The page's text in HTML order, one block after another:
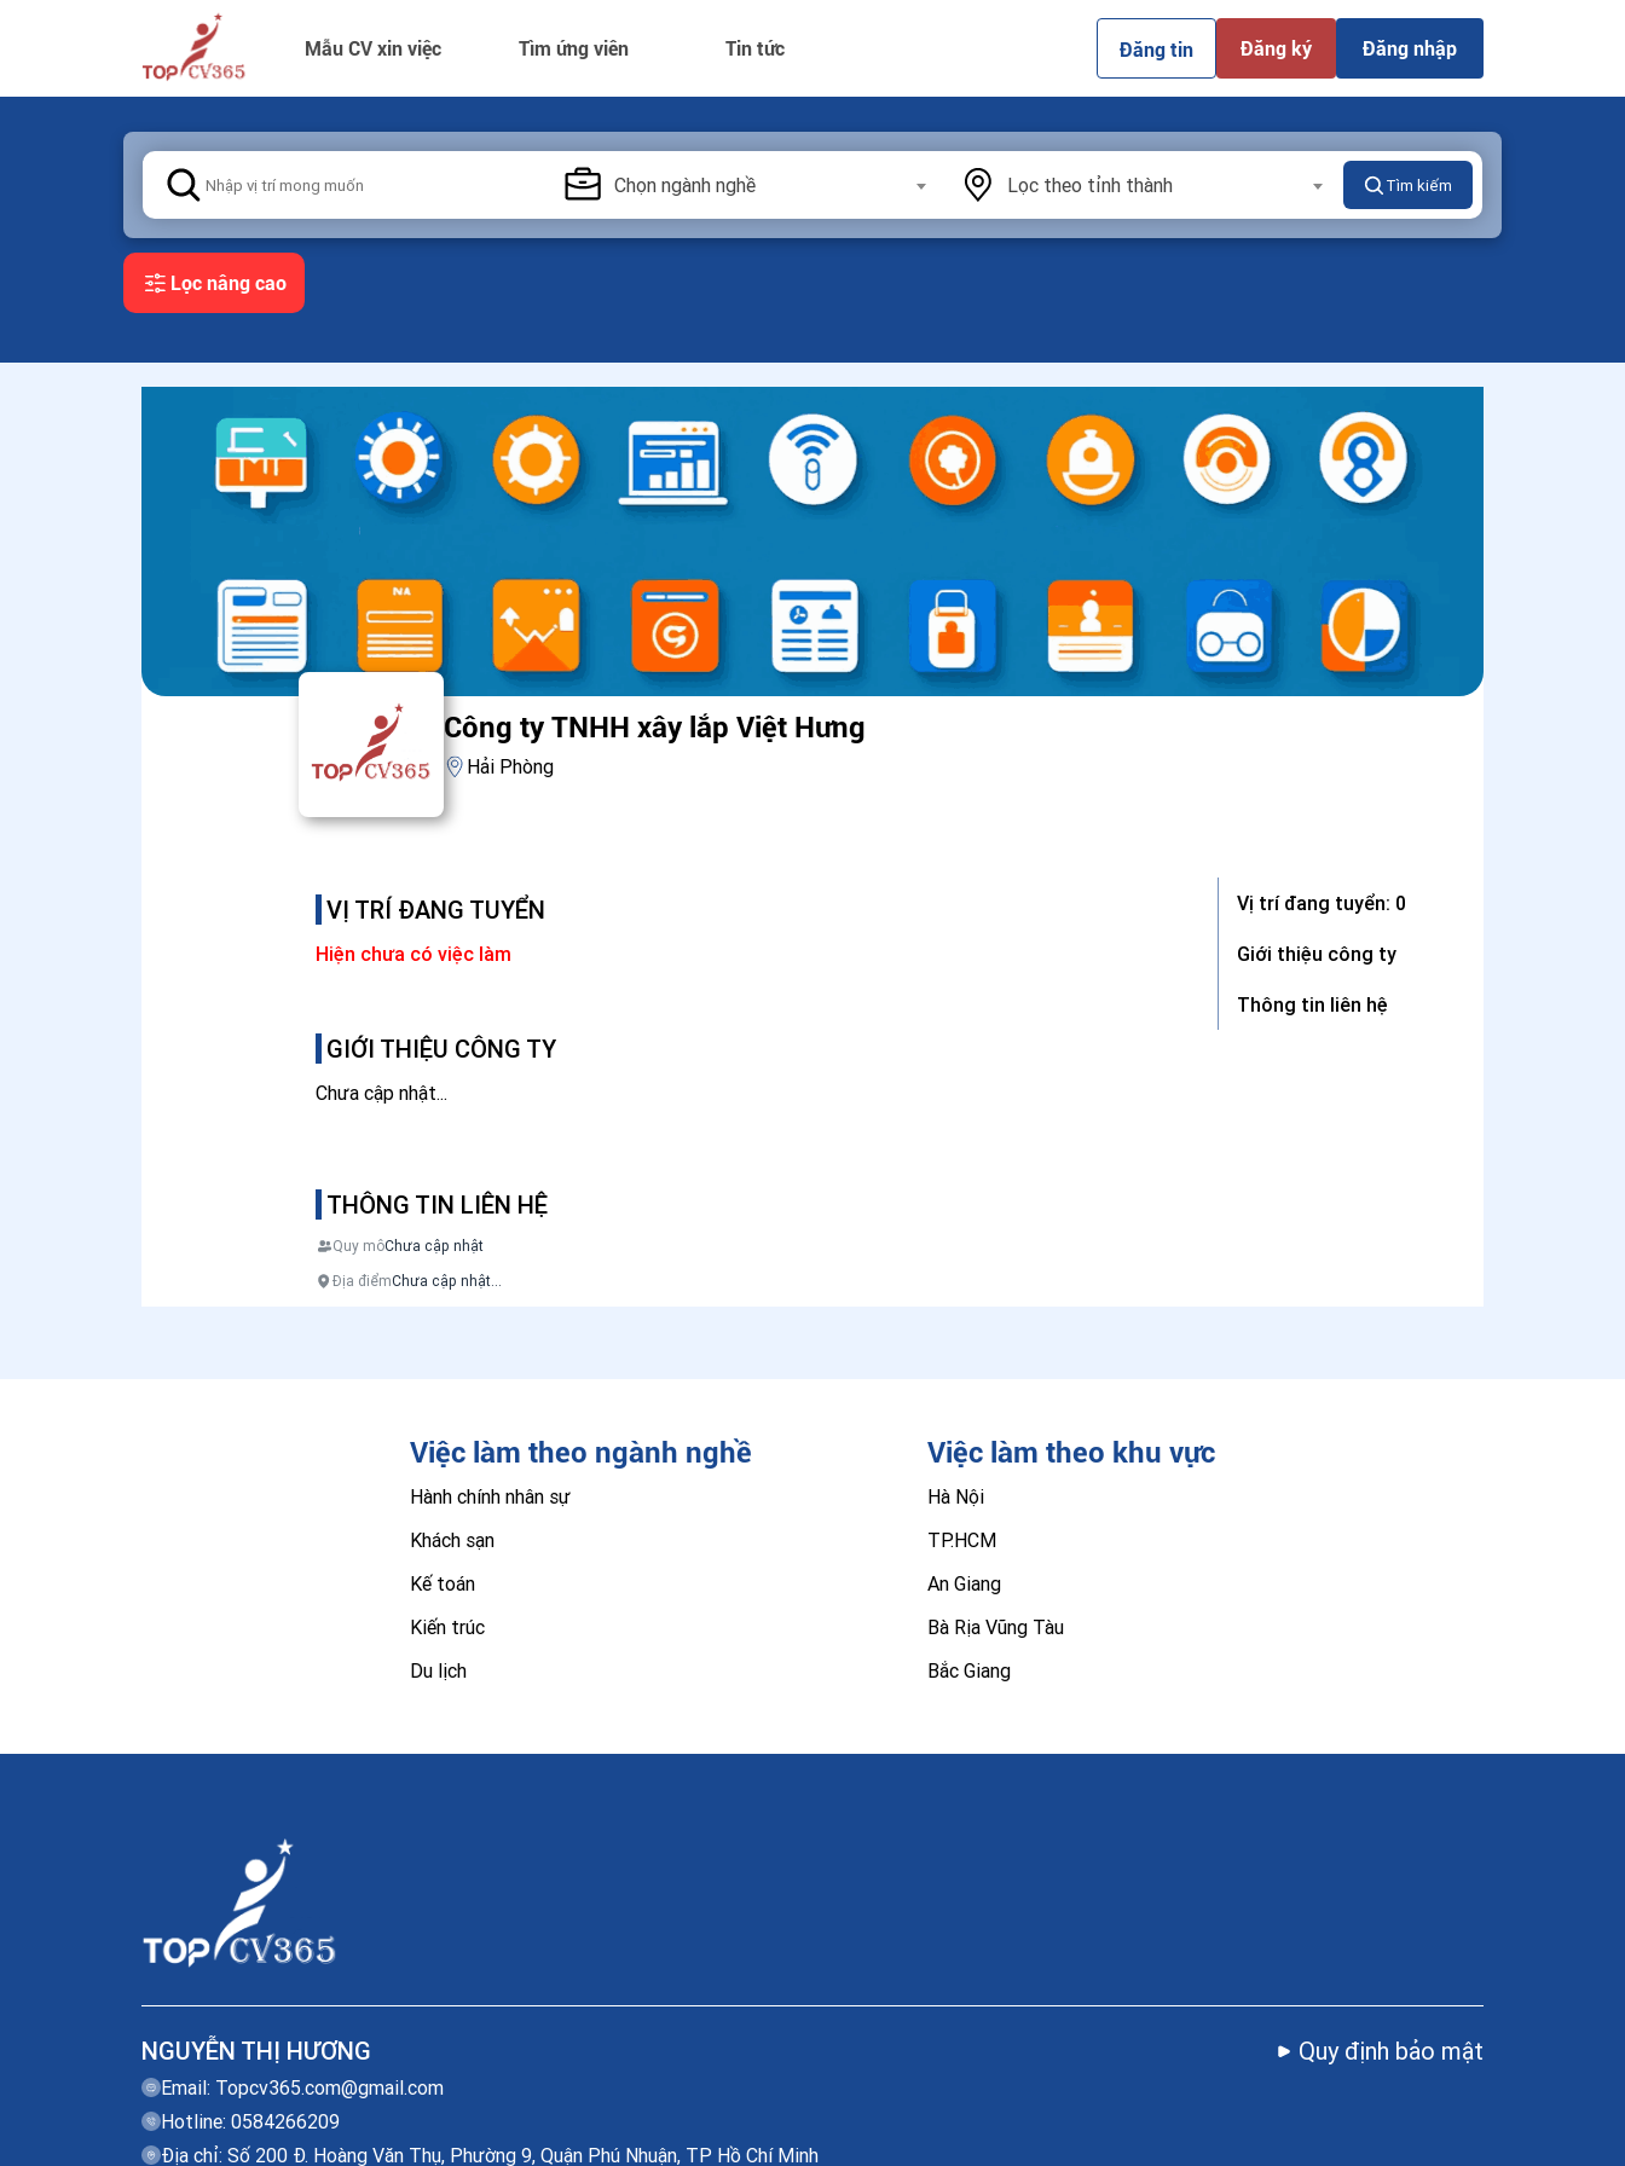
Mẫu CV xin việc Tìm ứng viên Tin tức Đăng tin Đăng ký Đăng nhập
Chọn ngành nghề Lọc theo tỉnh thành Tìm kiếm
Lọc nâng cao
Công ty TNHH xây lắp Việt Hưng
Hải Phòng
VỊ TRÍ ĐANG TUYỂN
Hiện chưa có việc làm
GIỚI THIỆU CÔNG TY
Chưa cập nhật...
THÔNG TIN LIÊN HỆ
Quy môChưa cập nhật
Địa điểmChưa cập nhật...
Vị trí đang tuyển: 0
Giới thiệu công ty
Thông tin liên hệ
Việc làm theo ngành nghề
Hành chính nhân sự
Khách sạn
Kế toán
Kiến trúc
Du lịch
Việc làm theo khu vực
Hà Nội
TP.HCM
An Giang
Bà Rịa Vũng Tàu
Bắc Giang
NGUYỄN THỊ HƯƠNG
Email: Topcv365.com@gmail.com
Hotline: 0584266209
Địa chỉ: Số 200 Đ. Hoàng Văn Thụ, Phường 9, Quận Phú Nhuận, TP Hồ Chí Minh
Quy định bảo mật